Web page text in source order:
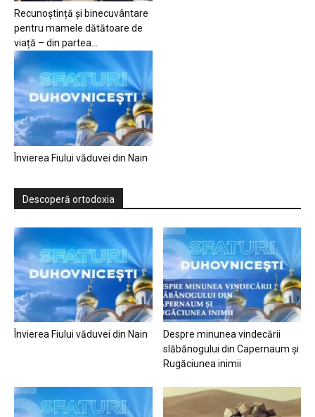
Recunoștință și binecuvântare
pentru mamele dătătoare de
viață – din partea...
Învierea Fiului văduvei din Nain
Descoperă ortodoxia
Învierea Fiului văduvei din Nain
Despre minunea vindecării
slăbănogului din Capernaum și
Rugăciunea inimii